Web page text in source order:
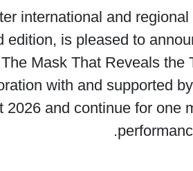
international and
is pleased to
Mask That Reveals the
with and supported
and continue for one